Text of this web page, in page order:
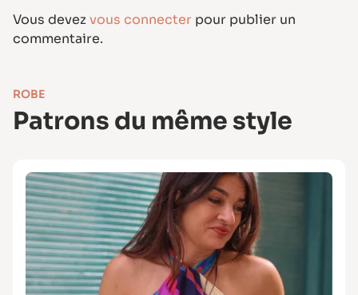
Vous devezvous connecter pour publier un
commentaire.
ROBE
Patrons du même style